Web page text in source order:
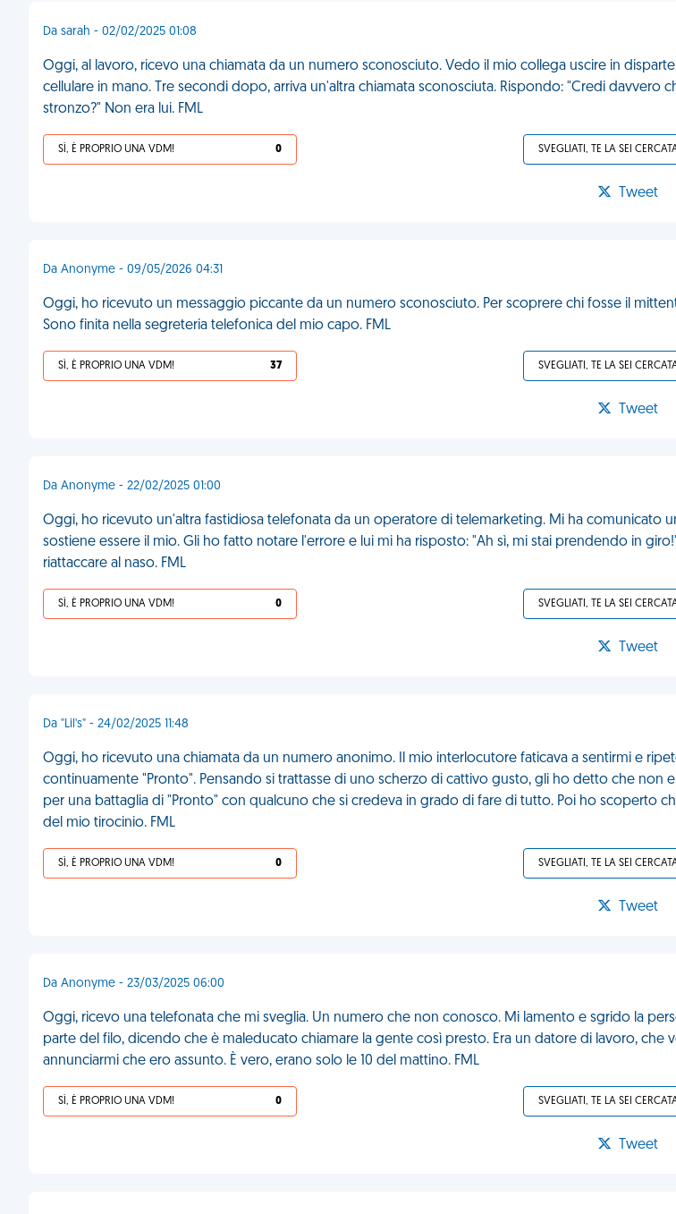
Da sarah - 02/02/2025 01:08
Oggi, al lavoro, ricevo una chiamata da un numero sconosciuto. Vedo il mio collega uscire in
cellulare in mano. Tre secondi dopo, arriva un'altra chiamata sconosciuta. Rispondo: "Credi davvero
stronzo?" Non era lui. FML
SÌ, È PROPRIO UNA VDM! 0 SVEGLIATI, TE LA SEI
Tweet
Da Anonyme - 09/05/2026 04:31
Oggi, ho ricevuto un messaggio piccante da un numero sconosciuto. Per scoprere chi fosse il
Sono finita nella segreteria telefonica del mio capo. FML
SÌ, È PROPRIO UNA VDM! 37 SVEGLIATI, TE LA SEI
Tweet
Da Anonyme - 22/02/2025 01:00
Oggi, ho ricevuto un'altra fastidiosa telefonata da un operatore di telemarketing. Mi ha comunicato
sostiene essere il mio. Gli ho fatto notare l'errore e lui mi ha risposto: "Ah sì, mi stai prendendo in
riattaccare al naso. FML
SÌ, È PROPRIO UNA VDM! 0 SVEGLIATI, TE LA SEI
Tweet
Da "Lil's" - 24/02/2025 11:48
Oggi, ho ricevuto una chiamata da un numero anonimo. Il mio interlocutore faticava a sentirmi e
continuamente "Pronto". Pensando si trattasse di uno scherzo di cattivo gusto, gli ho detto che non
per una battaglia di "Pronto" con qualcuno che si credeva in grado di fare di tutto. Poi ho scoperto
del mio tirocinio. FML
SÌ, È PROPRIO UNA VDM! 0 SVEGLIATI, TE LA SEI
Tweet
Da Anonyme - 23/03/2025 06:00
Oggi, ricevo una telefonata che mi sveglia. Un numero che non conosco. Mi lamento e sgrido la
parte del filo, dicendo che è maleducato chiamare la gente così presto. Era un datore di lavoro, che
annunciarmi che ero assunto. È vero, erano solo le 10 del mattino. FML
SÌ, È PROPRIO UNA VDM! 0 SVEGLIATI, TE LA SEI
Tweet